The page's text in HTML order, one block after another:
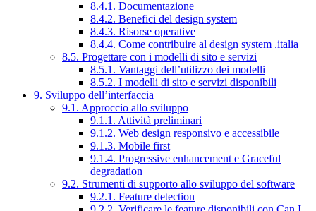
8.4.1. Documentazione
8.4.2. Benefici del design system
8.4.3. Risorse operative
8.4.4. Come contribuire al design system .italia
8.5. Progettare con i modelli di sito e servizi
8.5.1. Vantaggi dell’utilizzo dei modelli
8.5.2. I modelli di sito e servizi disponibili
9. Sviluppo dell’interfaccia
9.1. Approccio allo sviluppo
9.1.1. Attività preliminari
9.1.2. Web design responsivo e accessibile
9.1.3. Mobile first
9.1.4. Progressive enhancement e Graceful
degradation
9.2. Strumenti di supporto allo sviluppo del software
9.2.1. Feature detection